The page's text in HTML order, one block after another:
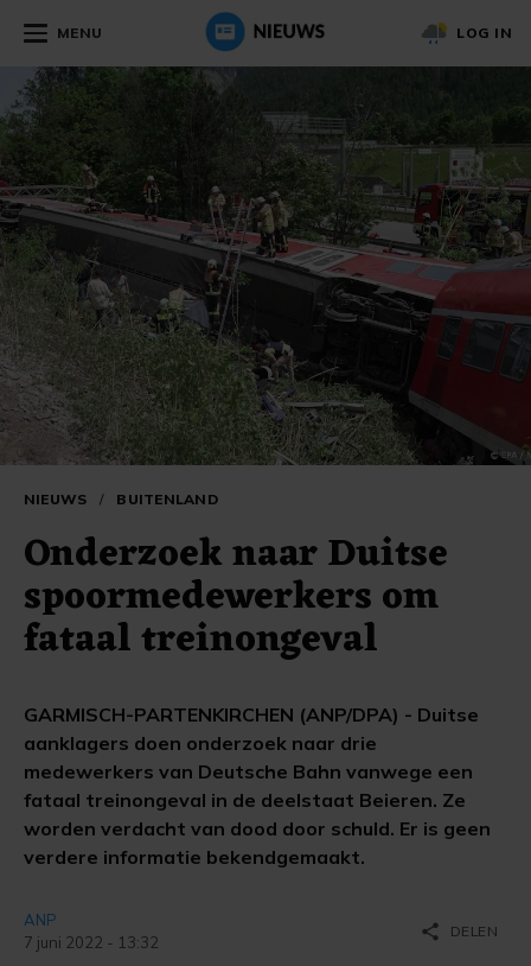
MENU LOG IN
NIEUWS / BUITENLAND
Onderzoek naar Duitse
spoormedewerkers om
fataal treinongeval
GARMISCH-PARTENKIRCHEN (ANP/DPA) - Duitse
aanklagers doen onderzoek naar drie
medewerkers van Deutsche Bahn vanwege een
fataal treinongeval in de deelstaat Beieren. Ze
worden verdacht van dood door schuld. Er is geen
verdere informatie bekendgemaakt.
ANP
7 juni 2022 - 13:32
share DELEN